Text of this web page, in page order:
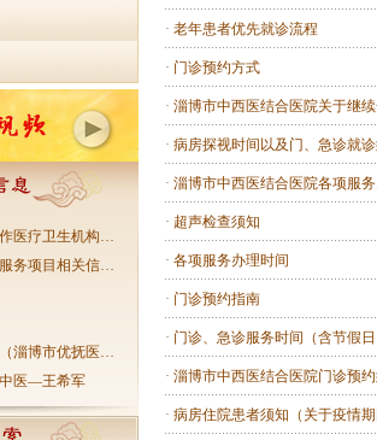
作医疗卫生机构…
服务项目相关信…
淄博市优抚医…
中医—王希军
· 老年患者优先就诊流程
· 门诊预约方式
· 淄博市中西医结合医院关于继
· 病房探视时间以及门、急诊就
· 淄博市中西医结合医院各项服
· 超声检查须知
· 各项服务办理时间
· 门诊预约指南
· 门诊、急诊服务时间（含节假
· 淄博市中西医结合医院门诊预
· 病房住院患者须知（关于疫情